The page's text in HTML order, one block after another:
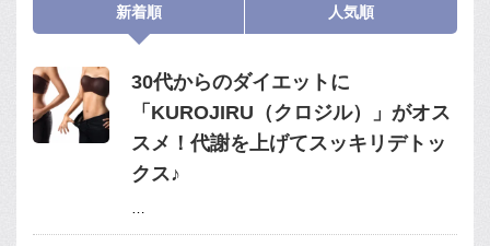
新着順 人気順
30代からのダイエットに
「KUROJIRU（クロジル）」がオス
スメ！代謝を上げてスッキリデトッ
クス♪
…